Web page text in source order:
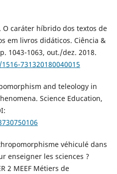
O caráter híbrido dos textos de
em livros didáticos. Ciência &
1043-1063, out./dez. 2018.
731320180040015
and teleology in
Science Education,
véhiculé dans
enseigner les sciences ?
2 MEEF Métiers de